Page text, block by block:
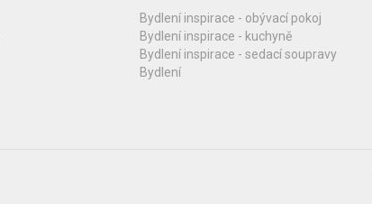
Bydlení inspirace - obývací pokoj
Bydlení inspirace - kuchyně
Bydlení inspirace - sedací soupravy
Bydlení